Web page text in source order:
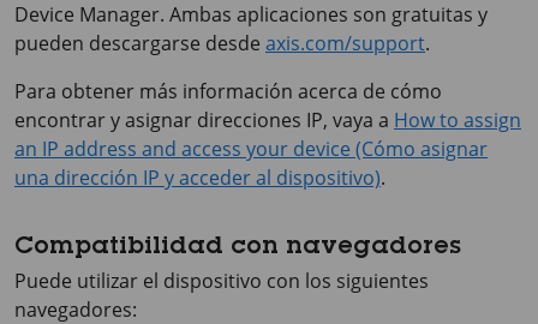
Device Manager. Ambas aplicaciones son gratuitas y
pueden descargarse desde axis.com/support.
Para obtener más información acerca de cómo
encontrar y asignar direcciones IP, vaya a How to assign
an IP address and access your device (Cómo asignar
una dirección IP y acceder al dispositivo).
Compatibilidad con navegadores
Puede utilizar el dispositivo con los siguientes
navegadores: